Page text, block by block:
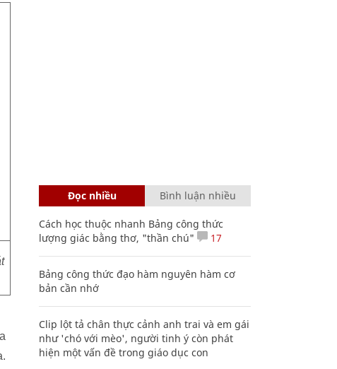
Đọc nhiều Bình luận nhiều
Cách học thuộc nhanh Bảng công thức
lượng giác bằng thơ, "thần chú"
17
Bảng công thức đạo hàm nguyên hàm cơ
bản cần nhớ
Clip lột tả chân thực cảnh anh trai và em gái
như 'chó với mèo', người tinh ý còn phát
hiện một vấn đề trong giáo dục con